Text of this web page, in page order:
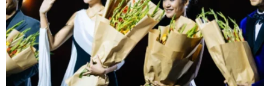
châu Á lần thứ 4 (Asian Para Games) năm 2018
và 2023.
Đây là lần đầu tiên Khánh Minh dự Paralympic
trong sự nghiệp. Mục tiêu được giao lưu học hỏi,
tích lũy kinh nghiệm vẫn được đặt lên hàng đầu